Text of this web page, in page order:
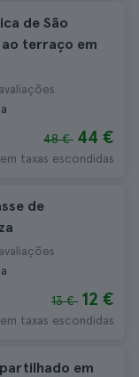
de São
terraço em
48 € 44 €
taxas escondidas
de
13 € 12 €
taxas escondidas
em